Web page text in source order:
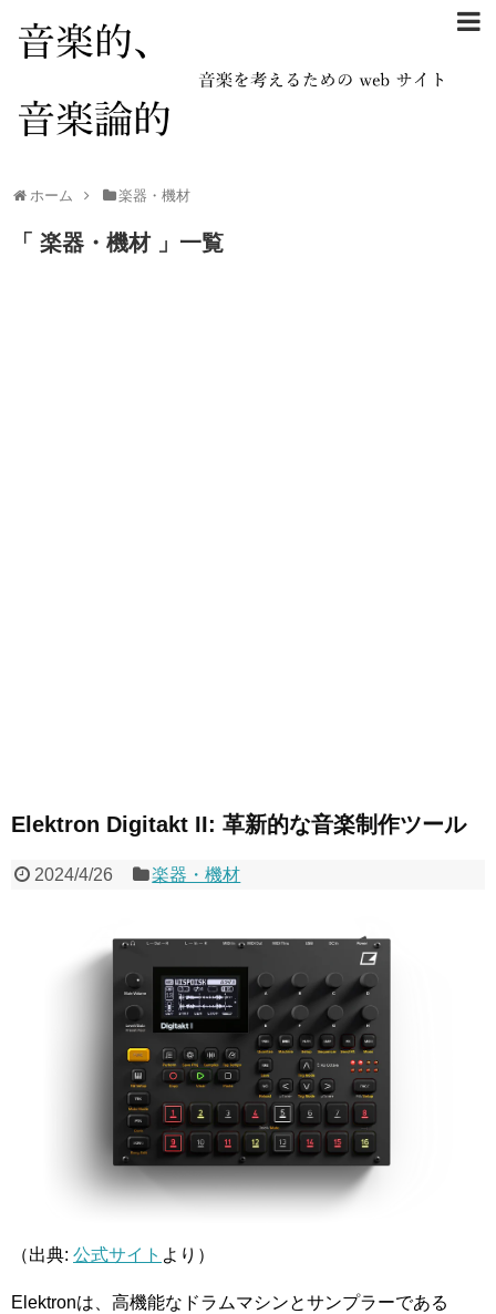
ホーム 楽器・機材
「 楽器・機材 」一覧
Elektron Digitakt II: 革新的な音楽制作ツール
2024/4/26 楽器・機材
（出典: 公式サイト より）
Elektronは、高機能なドラムマシンとサンプラーである